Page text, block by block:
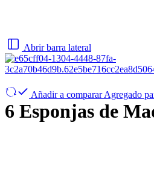
Abrir barra lateral
Añadir a comparar Agregado
6 Esponjas de